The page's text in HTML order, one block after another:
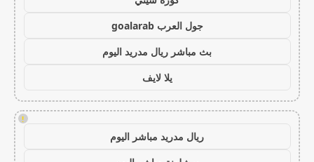
جول العرب goalarab
بث مباشر ريال مدريد اليوم
يلا لايف
!
ريال مدريد مباشر اليوم